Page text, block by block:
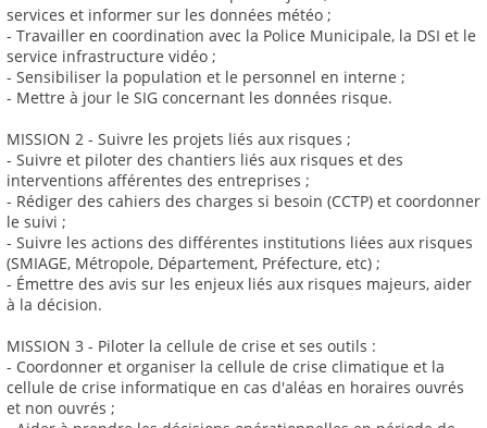
services et informer sur les données météo ;
- Travailler en coordination avec la Police Municipale, la DSI et le
service infrastructure vidéo ;
- Sensibiliser la population et le personnel en interne ;
- Mettre à jour le SIG concernant les données risque.
MISSION 2 - Suivre les projets liés aux risques ;
- Suivre et piloter des chantiers liés aux risques et des
interventions afférentes des entreprises ;
- Rédiger des cahiers des charges si besoin (CCTP) et coordonner
le suivi ;
- Suivre les actions des différentes institutions liées aux risques
(SMIAGE, Métropole, Département, Préfecture, etc) ;
- Émettre des avis sur les enjeux liés aux risques majeurs, aider
à la décision.
MISSION 3 - Piloter la cellule de crise et ses outils :
- Coordonner et organiser la cellule de crise climatique et la
cellule de crise informatique en cas d'aléas en horaires ouvrés
et non ouvrés ;